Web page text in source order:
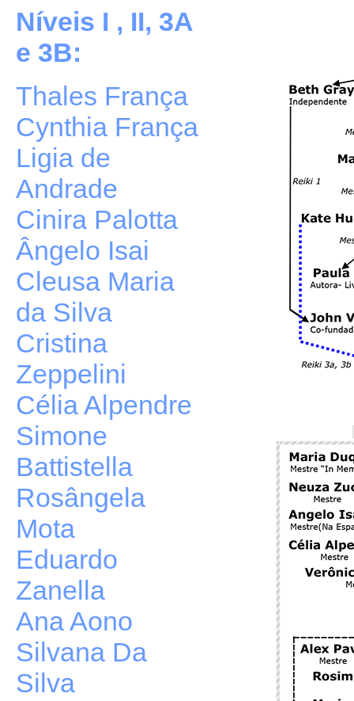
Níveis I , II, 3A
e 3B:
Thales França
Cynthia França
Ligia de
Andrade
Cinira Palotta
Ângelo Isai
Cleusa Maria
da Silva
Cristina
Zeppelini
Célia Alpendre
Simone
Battistella
Rosângela
Mota
Eduardo
Zanella
Ana Aono
Silvana Da
Silva